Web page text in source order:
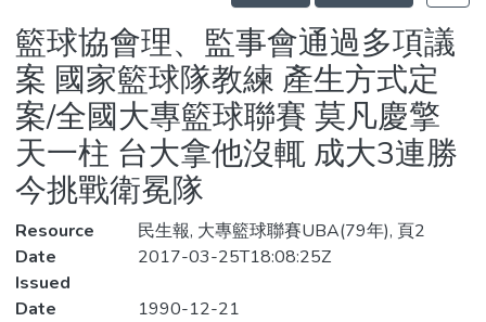
Statistics
籃球協會理、監事會通過多項議
案 國家籃球隊教練 產生方式定
案/全國大專籃球聯賽 莫凡慶擎
天一柱 台大拿他沒輒 成大3連勝
今挑戰衛冕隊
Resource
民生報, 大專籃球聯賽UBA(79年), 頁2
Date
Issued
2017-03-25T18:08:25Z
Date
1990-12-21